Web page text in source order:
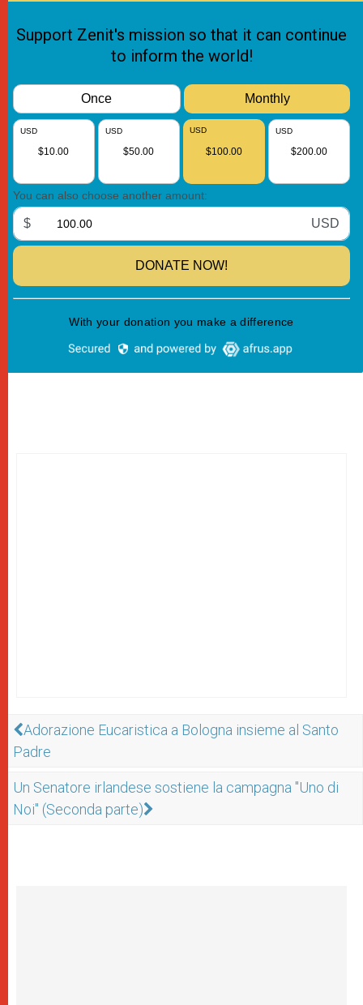
Adorazione Eucaristica a Bologna insieme al Santo
Padre
Un Senatore irlandese sostiene la campagna "Uno di
Noi" (Seconda parte)